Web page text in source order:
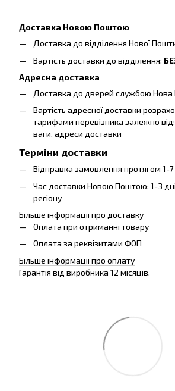
Доставка Новою Поштою
Доставка до відділення Нової
Вартість доставки до відділення:
Адресна доставка
Доставка до дверей службою
Вартість адресної доставки
тарифами перевізника залежно від:
ваги, адреси доставки
Терміни доставки
Відправка замовлення протягом 1-7
Час доставки Новою Поштою: 1-3
регіону
Більше інформації про доставку
Оплата при отриманні товару
Оплата за реквізитами ФОП
Більше інформації про оплату
Гарантія від виробника 12 місяців.